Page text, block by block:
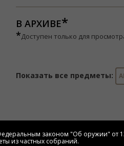
В АРХИВЕ
*Доступен только для
Показать все предметы:
Федеральным законом "Об оружии" от
из частных собраний.